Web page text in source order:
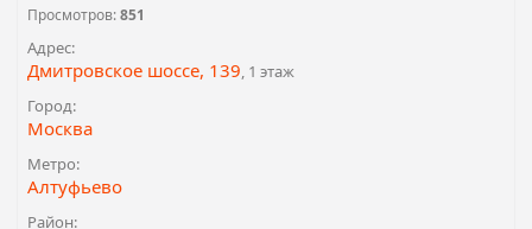
Просмотров:851
Адрес:
Дмитровское шоссе, 139, 1 этаж
Город:
Москва
Метро:
Алтуфьево
Район: